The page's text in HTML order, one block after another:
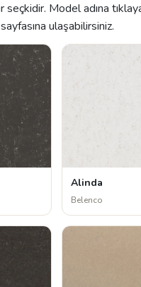
Model adına
ulaşabilirsiniz.
Alinda
Belenco